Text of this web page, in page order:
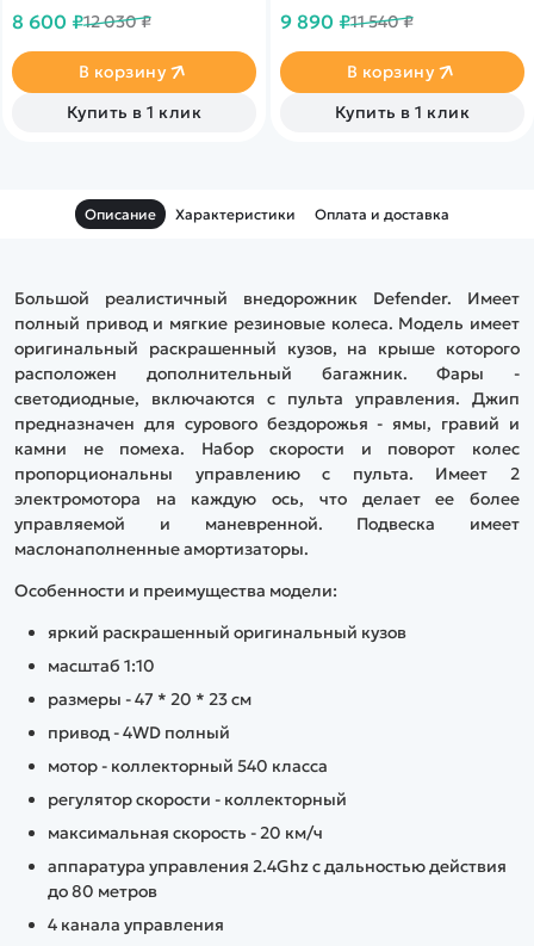
любителей оригинальных
полный привод 4WD и
светодиодные фары.
Тяговитый коллекторный
электромотор позволит без
скорость.
8 600 ₽12 030 ₽
В корзину
Купить в 1 клик
любителей оригинальных
полный привод 4WD и
светодиодные фары.
Тяговитый коллекторный
электромотор позволит без
9 890 ₽11 540 ₽
В корзину
Купить в 1 клик
Описание Характеристики Оплата и доставка
Большой реалистичный внедорожник Defender. Имеет
полный привод и мягкие резиновые колеса. Модель имеет
оригинальный раскрашенный кузов, на крыше которого
расположен дополнительный багажник. Фары -
светодиодные, включаются с пульта управления. Джип
предназначен для сурового бездорожья - ямы, гравий и
камни не помеха. Набор скорости и поворот колес
пропорциональны управлению с пульта. Имеет 2
электромотора на каждую ось, что делает ее более
управляемой и маневренной. Подвеска имеет
маслонаполненные амортизаторы.
Особенности и преимущества модели:
яркий раскрашенный оригинальный кузов
масштаб 1:10
размеры - 47 * 20 * 23 см
привод - 4WD полный
мотор - коллекторный 540 класса
регулятор скорости - коллекторный
максимальная скорость - 20 км/ч
аппаратура управления 2.4Ghz с дальностью действия
до 80 метров
4 канала управления